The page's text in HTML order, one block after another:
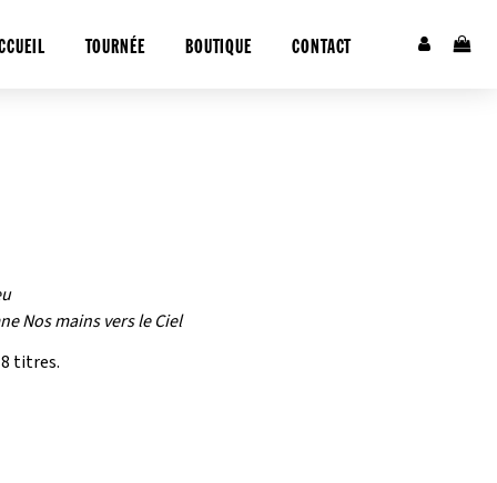
TOURNÉE BOUTIQUE CONTACT
Nos mains vers le Ciel
titres.